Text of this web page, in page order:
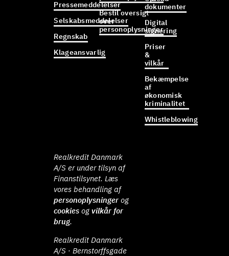
Pressemeddelelser
Selskabsmeddelelser
Regnskab
Klageansvarlig
Bestil oversigt
over
personoplysninger
dokumenter
Digital
signering
Priser
&
vilkår
Bekæmpelse
af
økonomisk
kriminalitet
Whistleblowing
Realkredit Danmark
A/S er under tilsyn af
Finanstilsynet. Læs
vores behandling af
personoplysninger og
cookies ogvilkår for
brug.
Realkredit Danmark
A/S · Bernstorffsgade